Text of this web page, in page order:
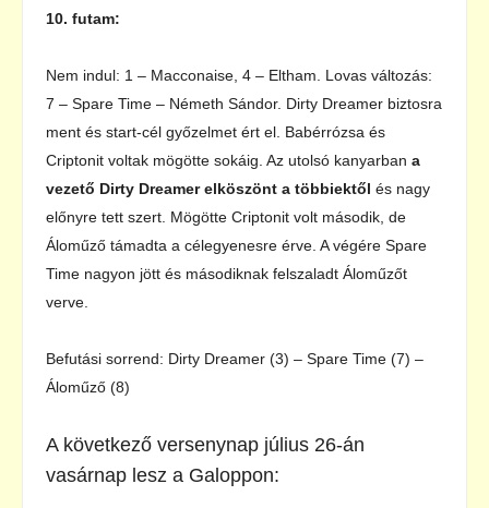
10. futam:
Nem indul: 1 – Macconaise, 4 – Eltham. Lovas változás:
7 – Spare Time – Németh Sándor. Dirty Dreamer biztosra
ment és start-cél győzelmet ért el. Babérrózsa és
Criptonit voltak mögötte sokáig. Az utolsó kanyarban a
vezető Dirty Dreamer elköszönt a többiektől és nagy
előnyre tett szert. Mögötte Criptonit volt második, de
Áloműző támadta a célegyenesre érve. A végére Spare
Time nagyon jött és másodiknak felszaladt Áloműzőt
verve.
Befutási sorrend: Dirty Dreamer (3) – Spare Time (7) –
Áloműző (8)
A következő versenynap július 26-án
vasárnap lesz a Galoppon: